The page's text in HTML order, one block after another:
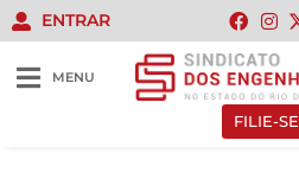
ENTRAR
MENU
FILIE-SE